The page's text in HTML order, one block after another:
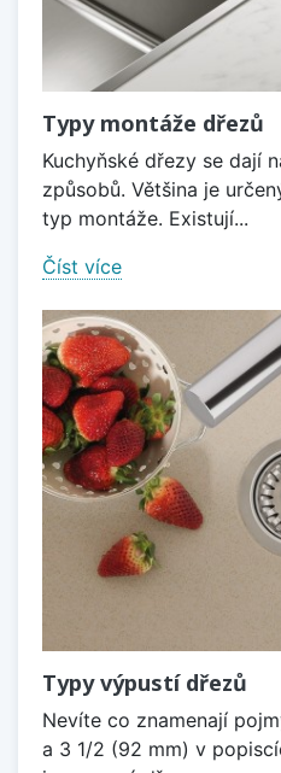
Typy montáže dřezů
Kuchyňské dřezy se dají
způsobů. Většina je
typ montáže. Existují...
Číst více
Typy výpustí dřezů
Nevíte co znamenají
a 3 1/2 (92 mm) v